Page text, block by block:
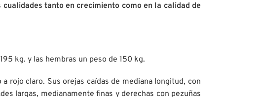
cualidades tanto en crecimiento como en la calidad de
kg. y las hembras un peso de 150 kg.
rojo claro. Sus orejas caídas de mediana longitud, con
largas, medianamente finas y derechas con pezuñas